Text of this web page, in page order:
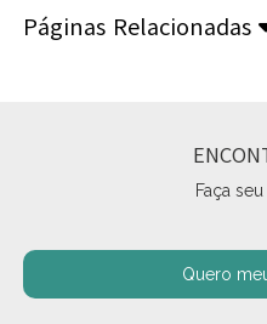
Páginas Relacionadas
Faça
Quero